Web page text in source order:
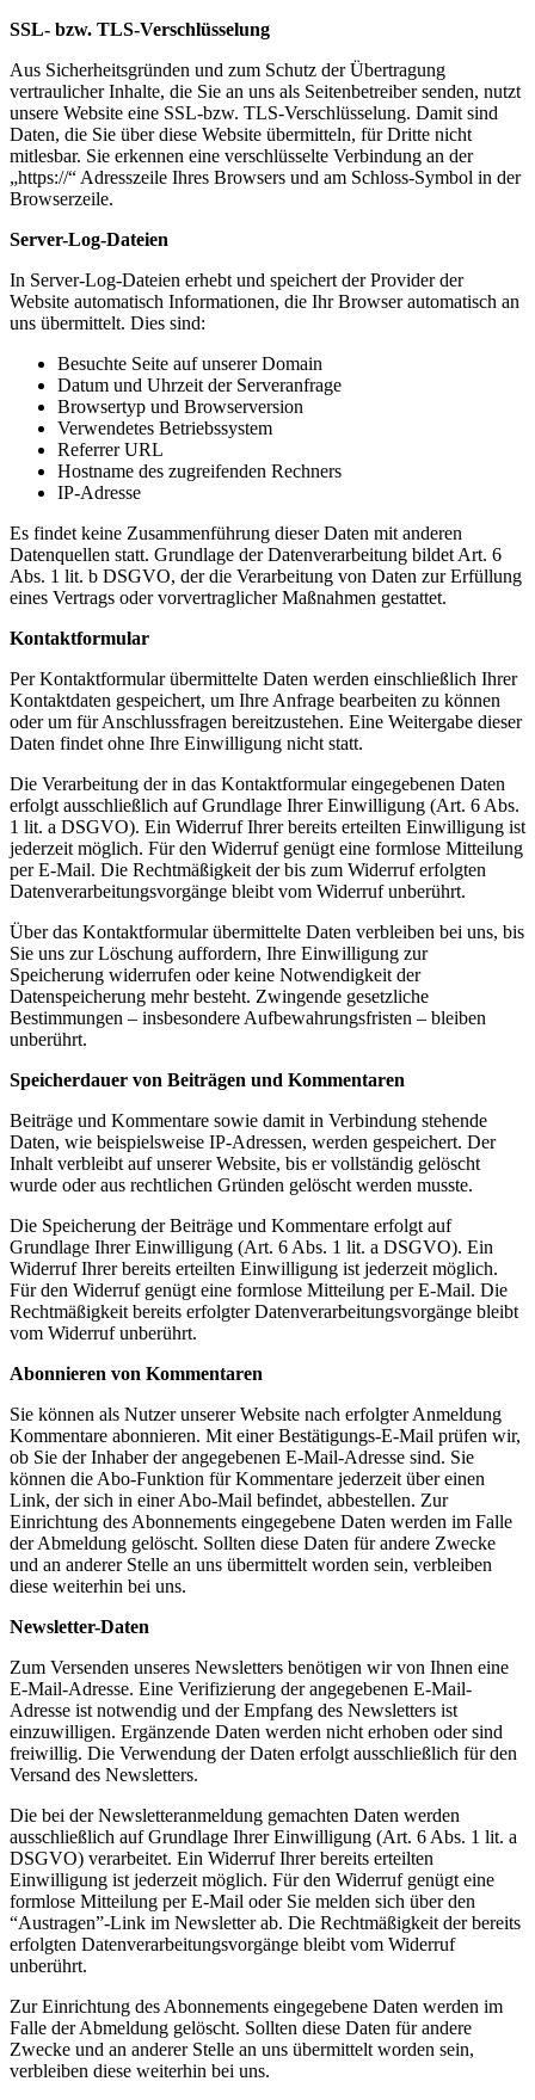
SSL- bzw. TLS-Verschlüsselung
Aus Sicherheitsgründen und zum Schutz der Übertragung
vertraulicher Inhalte, die Sie an uns als Seitenbetreiber senden, nutzt
unsere Website eine SSL-bzw. TLS-Verschlüsselung. Damit sind
Daten, die Sie über diese Website übermitteln, für Dritte nicht
mitlesbar. Sie erkennen eine verschlüsselte Verbindung an der
„https://“ Adresszeile Ihres Browsers und am Schloss-Symbol in der
Browserzeile.
Server-Log-Dateien
In Server-Log-Dateien erhebt und speichert der Provider der
Website automatisch Informationen, die Ihr Browser automatisch an
uns übermittelt. Dies sind:
Besuchte Seite auf unserer Domain
Datum und Uhrzeit der Serveranfrage
Browsertyp und Browserversion
Verwendetes Betriebssystem
Referrer URL
Hostname des zugreifenden Rechners
IP-Adresse
Es findet keine Zusammenführung dieser Daten mit anderen
Datenquellen statt. Grundlage der Datenverarbeitung bildet Art. 6
Abs. 1 lit. b DSGVO, der die Verarbeitung von Daten zur Erfüllung
eines Vertrags oder vorvertraglicher Maßnahmen gestattet.
Kontaktformular
Per Kontaktformular übermittelte Daten werden einschließlich Ihrer
Kontaktdaten gespeichert, um Ihre Anfrage bearbeiten zu können
oder um für Anschlussfragen bereitzustehen. Eine Weitergabe dieser
Daten findet ohne Ihre Einwilligung nicht statt.
Die Verarbeitung der in das Kontaktformular eingegebenen Daten
erfolgt ausschließlich auf Grundlage Ihrer Einwilligung (Art. 6 Abs.
1 lit. a DSGVO). Ein Widerruf Ihrer bereits erteilten Einwilligung ist
jederzeit möglich. Für den Widerruf genügt eine formlose Mitteilung
per E-Mail. Die Rechtmäßigkeit der bis zum Widerruf erfolgten
Datenverarbeitungsvorgänge bleibt vom Widerruf unberührt.
Über das Kontaktformular übermittelte Daten verbleiben bei uns, bis
Sie uns zur Löschung auffordern, Ihre Einwilligung zur
Speicherung widerrufen oder keine Notwendigkeit der
Datenspeicherung mehr besteht. Zwingende gesetzliche
Bestimmungen – insbesondere Aufbewahrungsfristen – bleiben
unberührt.
Speicherdauer von Beiträgen und Kommentaren
Beiträge und Kommentare sowie damit in Verbindung stehende
Daten, wie beispielsweise IP-Adressen, werden gespeichert. Der
Inhalt verbleibt auf unserer Website, bis er vollständig gelöscht
wurde oder aus rechtlichen Gründen gelöscht werden musste.
Die Speicherung der Beiträge und Kommentare erfolgt auf
Grundlage Ihrer Einwilligung (Art. 6 Abs. 1 lit. a DSGVO). Ein
Widerruf Ihrer bereits erteilten Einwilligung ist jederzeit möglich.
Für den Widerruf genügt eine formlose Mitteilung per E-Mail. Die
Rechtmäßigkeit bereits erfolgter Datenverarbeitungsvorgänge bleibt
vom Widerruf unberührt.
Abonnieren von Kommentaren
Sie können als Nutzer unserer Website nach erfolgter Anmeldung
Kommentare abonnieren. Mit einer Bestätigungs-E-Mail prüfen wir,
ob Sie der Inhaber der angegebenen E-Mail-Adresse sind. Sie
können die Abo-Funktion für Kommentare jederzeit über einen
Link, der sich in einer Abo-Mail befindet, abbestellen. Zur
Einrichtung des Abonnements eingegebene Daten werden im Falle
der Abmeldung gelöscht. Sollten diese Daten für andere Zwecke
und an anderer Stelle an uns übermittelt worden sein, verbleiben
diese weiterhin bei uns.
Newsletter-Daten
Zum Versenden unseres Newsletters benötigen wir von Ihnen eine
E-Mail-Adresse. Eine Verifizierung der angegebenen E-Mail-
Adresse ist notwendig und der Empfang des Newsletters ist
einzuwilligen. Ergänzende Daten werden nicht erhoben oder sind
freiwillig. Die Verwendung der Daten erfolgt ausschließlich für den
Versand des Newsletters.
Die bei der Newsletteranmeldung gemachten Daten werden
ausschließlich auf Grundlage Ihrer Einwilligung (Art. 6 Abs. 1 lit. a
DSGVO) verarbeitet. Ein Widerruf Ihrer bereits erteilten
Einwilligung ist jederzeit möglich. Für den Widerruf genügt eine
formlose Mitteilung per E-Mail oder Sie melden sich über den
“Austragen”-Link im Newsletter ab. Die Rechtmäßigkeit der bereits
erfolgten Datenverarbeitungsvorgänge bleibt vom Widerruf
unberührt.
Zur Einrichtung des Abonnements eingegebene Daten werden im
Falle der Abmeldung gelöscht. Sollten diese Daten für andere
Zwecke und an anderer Stelle an uns übermittelt worden sein,
verbleiben diese weiterhin bei uns.